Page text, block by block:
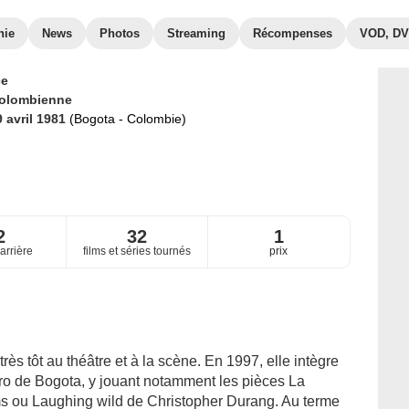
News Photos Streaming Récompenses VOD,
avril 1981 (Bogota - Colombie)
32
films et séries tournés
1
prix
tôt au théâtre et à la scène. En 1997, elle intègre
de Bogota, y jouant notamment les pièces La
ou Laughing wild de Christopher Durang. Au terme